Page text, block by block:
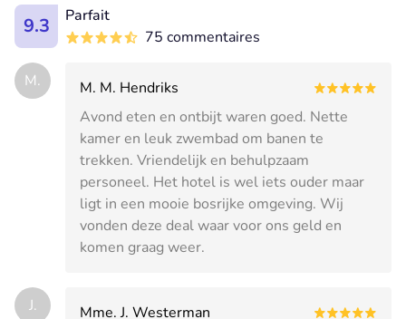
9.3
Parfait
75 commentaires
M.
M. M. Hendriks
Avond eten en ontbijt waren goed. Nette
kamer en leuk zwembad om banen te
trekken. Vriendelijk en behulpzaam
personeel. Het hotel is wel iets ouder maar
ligt in een mooie bosrijke omgeving. Wij
vonden deze deal waar voor ons geld en
komen graag weer.
J. Mme. J. Westerman